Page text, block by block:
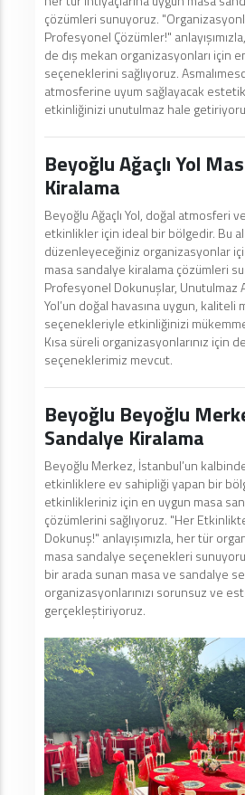
çözümleri sunuyoruz.
Profesyonel Çözümler!"
de dış mekan organizasyonları için
seçeneklerini sağlıyoruz.
atmosferine uyum sağlayacak
etkinliğinizi unutulmaz hale
Beyoğlu Ağaçlı Yol
Kiralama
Beyoğlu Ağaçlı Yol, doğal atmosferi
etkinlikler için ideal bir bölgedir. Bu
düzenleyeceğiniz organizasyonlar
masa sandalye kiralama çözümleri
Profesyonel Dokunuşlar, Unutulmaz
Yol’un doğal havasına uygun, kaliteli
seçenekleriyle etkinliğinizi
Kısa süreli organizasyonlarınız için
seçeneklerimiz mevcut.
Beyoğlu Beyoğlu
Sandalye Kiralama
Beyoğlu Merkez, İstanbul’un
etkinliklere ev sahipliği yapan bir
etkinlikleriniz için en uygun masa
çözümlerini sağlıyoruz. "Her
Dokunuş!" anlayışımızla, her tür
masa sandalye seçenekleri
bir arada sunan masa ve sandalye
organizasyonlarınızı sorunsuz ve
gerçekleştiriyoruz.